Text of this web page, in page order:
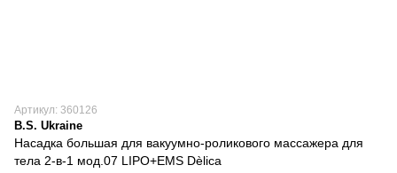
Артикул: 360126
B.S. Ukraine
Насадка большая для вакуумно-роликового массажера для
тела 2-в-1 мод.07 LIPO+EMS Dèlica